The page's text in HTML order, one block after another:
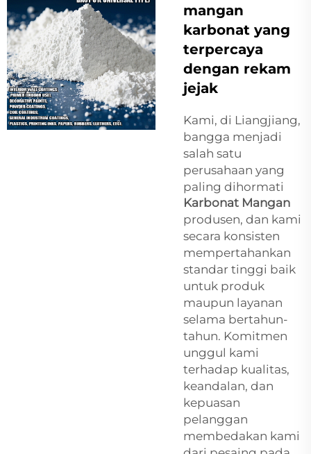
mangan
karbonat yang
terpercaya
dengan rekam
jejak
Kami, di Liangjiang,
bangga menjadi
salah satu
perusahaan yang
paling dihormati
Karbonat Mangan
produsen, dan kami
secara konsisten
mempertahankan
standar tinggi baik
untuk produk
maupun layanan
selama bertahun-
tahun. Komitmen
unggul kami
terhadap kualitas,
keandalan, dan
kepuasan
pelanggan
membedakan kami